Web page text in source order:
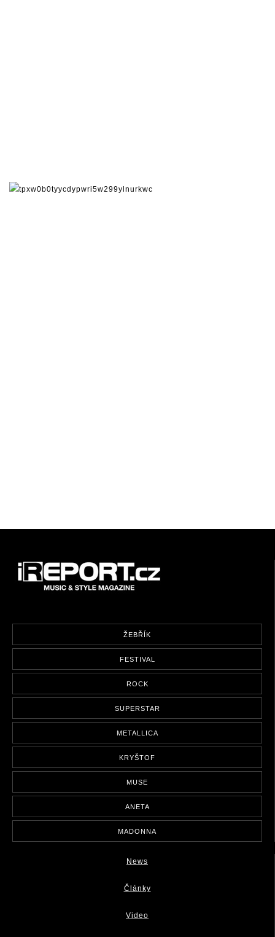
ŽEBŘÍK
FESTIVAL
ROCK
SUPERSTAR
METALLICA
KRYŠTOF
MUSE
ANETA
MADONNA
News
Články
Video